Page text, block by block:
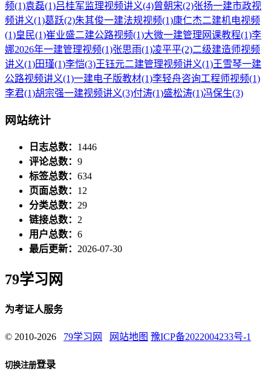
频(1)袁磊(1)吕桂军监理视频讲义(4)曾朝宋(2)张扬一建市政视
频讲义(1)葛跃(2)朱其俊一建法规视频(1)康仁杰二建机电视频
(1)皇民(1)崔业盛二建公路视频(1)大微一建管理网课教程(1)李
娜2026年一建管理视频(1)张思雨(1)凌平平(2)二级建造师视频
讲义(1)田瑾(1)李恺(3)王钰元二建管理视频讲义(1)王雪琴一建
公路视频讲义(1)一建电子版教材(1)李轻舟咨询工程师视频(1)
李君(1)胡宗强一建视频讲义(3)付涛(1)盛松涛(1)冯保生(3)
网站统计
日志总数： 1446
评论总数： 9
标签总数： 634
页面总数： 12
分类总数： 29
链接总数： 2
用户总数： 6
最后更新： 2026-07-30
79学习网
为考证人服务
© 2010-2026 79学习网 网站地图 豫ICP备2022004233号-1
切换注册登录